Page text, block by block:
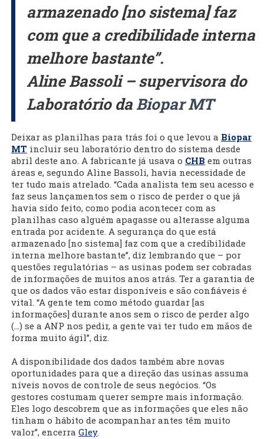
armazenado [no sistema] faz
com que a credibilidade interna
melhore bastante”.
Aline Bassoli – supervisora do
Laboratório daBiopar MT
Deixar as planilhas para trás foi o que levou a Biopar
MT incluir seu laboratório dentro do sistema desde
abril deste ano. A fabricante já usava o CHB em outras
áreas e, segundo Aline Bassoli, havia necessidade de
ter tudo mais atrelado. “Cada analista tem seu acesso e
faz seus lançamentos sem o risco de perder o que já
havia sido feito, como podia acontecer com as
planilhas caso alguém apagasse ou alterasse alguma
entrada por acidente. A segurança do que está
armazenado [no sistema] faz com que a credibilidade
interna melhore bastante”, diz lembrando que – por
questões regulatórias – as usinas podem ser cobradas
de informações de muitos anos atrás. Ter a garantia de
que os dados vão estar disponíveis e são confiáveis é
vital. “A gente tem como método guardar [as
informações] durante anos sem o risco de perder algo
(...) se a ANP nos pedir, a gente vai ter tudo em mãos de
forma muito ágil”, diz.
A disponibilidade dos dados também abre novas
oportunidades para que a direção das usinas assuma
níveis novos de controle de seus negócios. “Os
gestores costumam querer sempre mais informação.
Eles logo descobrem que as informações que eles não
tinham o hábito de acompanhar antes têm muito
valor”, encerra Gley.